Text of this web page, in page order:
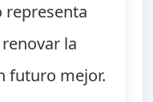
representa
la
futuro mejor.